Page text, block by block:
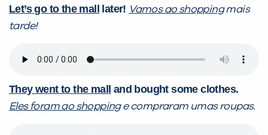
Let’s go to the mall later! Vamos ao shoppingmais
tarde!
They went to the mall and bought some clothes.
Eles foram ao shoppinge compraram umas roupas.